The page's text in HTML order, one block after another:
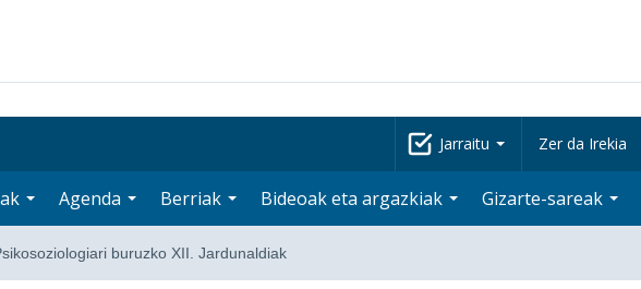
Jarraitu Zer da Irekia
Agenda Berriak Bideoak eta argazkiak Gizarte-sareak
buruzko XII. Jardunaldiak